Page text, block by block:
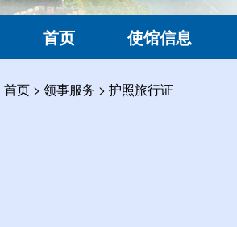
首页 使馆信息
首页 > 领事服务 > 护照旅行证